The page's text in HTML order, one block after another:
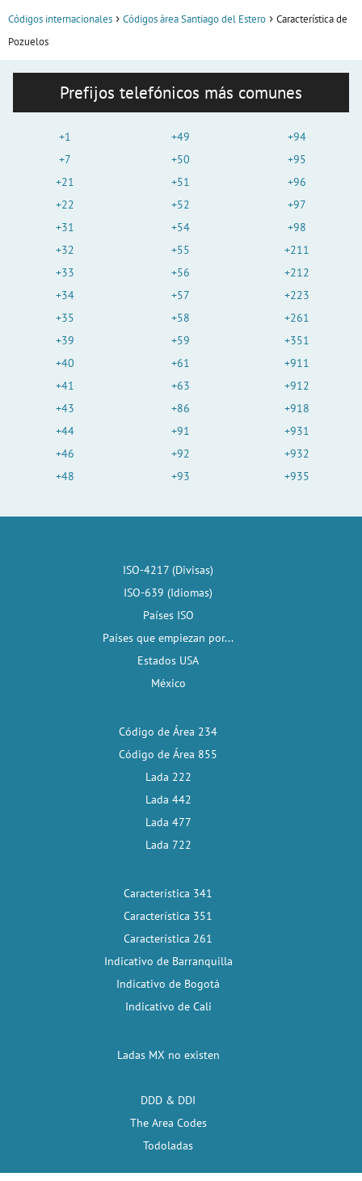
Códigos internacionales Códigos área Santiago del Estero
Característica de
Pozuelos
Prefijos telefónicos más comunes
+1
+7
+21
+22
+31
+32
+33
+34
+35
+39
+40
+41
+43
+44
+46
+48
+49
+50
+51
+52
+54
+55
+56
+57
+58
+59
+61
+63
+86
+91
+92
+93
+94
+95
+96
+97
+98
+211
+212
+223
+261
+351
+911
+912
+918
+931
+932
+935
ISO-4217 (Divisas)
ISO-639 (Idiomas)
Países ISO
Países que empiezan por...
Estados USA
México
Código de Área 234
Código de Área 855
Lada 222
Lada 442
Lada 477
Lada 722
Característica 341
Característica 351
Característica 261
Indicativo de Barranquilla
Indicativo de Bogotá
Indicativo de Cali
Ladas MX no existen
DDD & DDI
The Area Codes
Todoladas